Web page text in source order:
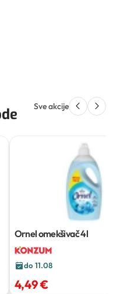
Sve akcije
Ornel omekšivač4l
do 11.08
4,49 €